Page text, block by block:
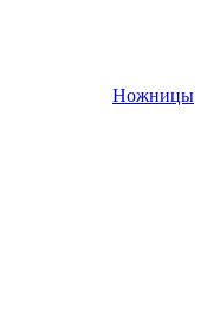
Ножницы